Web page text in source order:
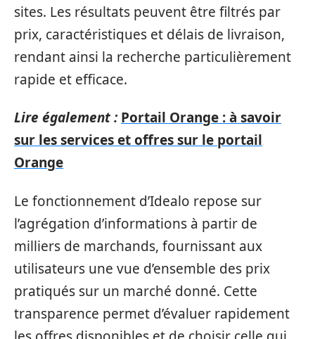
sites. Les résultats peuvent être filtrés par
prix, caractéristiques et délais de livraison,
rendant ainsi la recherche particulièrement
rapide et efficace.
Lire également : Portail Orange : à savoir
sur les services et offres sur le portail
Orange
Le fonctionnement d’Idealo repose sur
l’agrégation d’informations à partir de
milliers de marchands, fournissant aux
utilisateurs une vue d’ensemble des prix
pratiqués sur un marché donné. Cette
transparence permet d’évaluer rapidement